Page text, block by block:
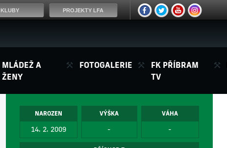
MLÁDEŽ A
ŽENY
FOTOGALERIE
FK PŘÍBRAM
TV
NAROZEN
14. 2. 2009
VÝŠKA
-
VÁHA
-
KLUBY PROJEKTY LFA